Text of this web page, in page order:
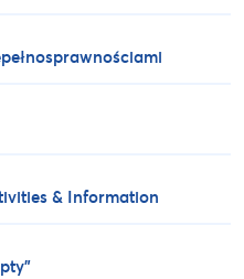
& Information